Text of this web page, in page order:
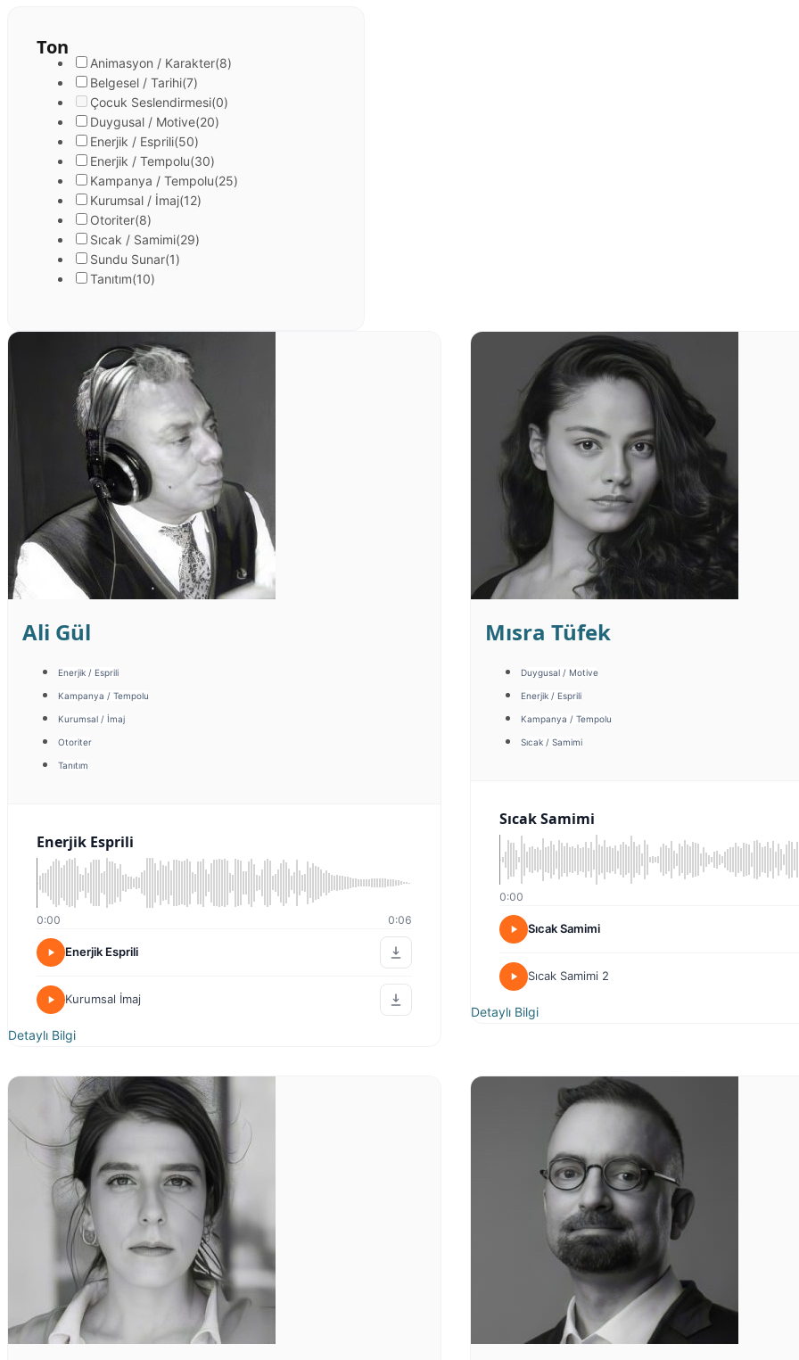
Ton
Animasyon / Karakter(8)
Belgesel / Tarihi(7)
Çocuk Seslendirmesi(0)
Duygusal / Motive(20)
Enerjik / Esprili(50)
Enerjik / Tempolu(30)
Kampanya / Tempolu(25)
Kurumsal / İmaj(12)
Otoriter(8)
Sıcak / Samimi(29)
Sundu Sunar(1)
Tanıtım(10)
Ali Gül
Enerjik / Esprili
Kampanya / Tempolu
Kurumsal / İmaj
Otoriter
Tanıtım
Enerjik Esprili
0:00 0:06
Enerjik Esprili
Kurumsal İmaj
Detaylı Bilgi
Mısra Tüfek
Duygusal / Motive
Enerjik / Esprili
Kampanya / Tempolu
Sıcak / Samimi
Sıcak Samimi
0:00
Sıcak Samimi
Sıcak Samimi 2
Detaylı Bilgi